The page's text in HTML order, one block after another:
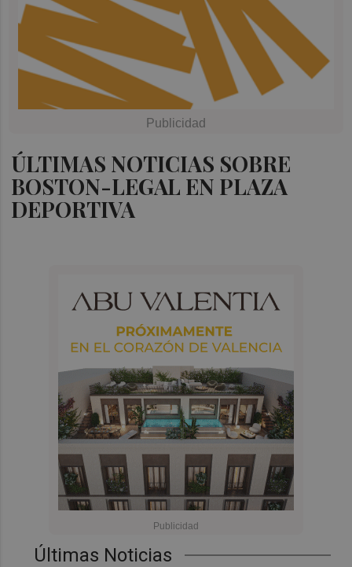
ÚLTIMAS NOTICIAS SOBRE
BOSTON-LEGAL EN PLAZA
DEPORTIVA
Últimas Noticias